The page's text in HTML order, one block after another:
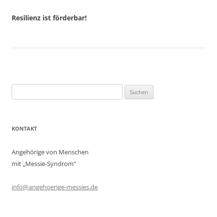
Resilienz ist förderbar!
nach:
KONTAKT
Angehörige von Menschen
mit „Messie-Syndrom“
info@angehoerige-messies.de